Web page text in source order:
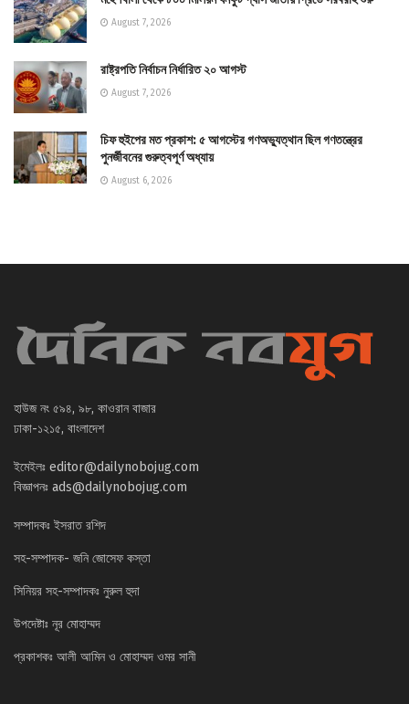
August 7, 2026
রাষ্ট্রপতি নির্বাচন নির্ধারিত ২০ আগস্ট
August 7, 2026
চিফ হুইপের মত প্রকাশ: ৫ আগস্টের গণঅভ্যুত্থান ছিল গণতন্ত্রের
পুনর্জীবনের গুরুত্বপূর্ণ অধ্যায়
August 6, 2026
হাউজ নং ৫৯৪, ৯৮, কাওরান বাজার
ঢাকা-১২১৫, বাংলাদেশ
ইমেইলঃ editor@dailynobojug.com
বিজ্ঞাপনঃ ads@dailynobojug.com
সম্পাদকঃ ইসরাত রশিদ
সহ-সম্পাদক- জনি জোসেফ কস্তা
সিনিয়র সহ-সম্পাদকঃ নুরুল হুদা
উপদেষ্টাঃ নূর মোহাম্মদ
প্রকাশকঃ আলী আমিন ও মোহাম্মদ ওমর সানী